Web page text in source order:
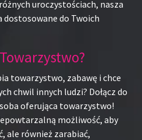
uroczystościach, nasza
do Twoich
towarzystwo, zabawę i chce
chwil innych ludzi? Dołącz do
oferująca towarzystwo!
możliwość, aby
ale również zarabiać,